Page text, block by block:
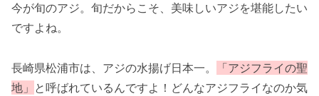
今が旬のアジ。旬だからこそ、美味しいアジを堪能したい
ですよね。
長崎県松浦市は、アジの水揚げ日本一。
「アジフライの聖
地」 と呼ばれているんですよ！どんなアジフライなのか気